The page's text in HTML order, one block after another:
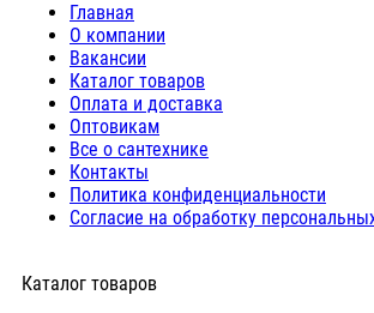
Главная
О компании
Вакансии
Каталог товаров
Оплата и доставка
Оптовикам
Все о сантехнике
Контакты
Политика конфиденциальности
Согласие на обработку
Каталог товаров